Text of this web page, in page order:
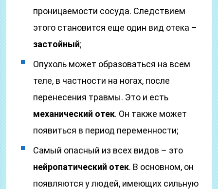
проницаемости сосуда. Следствием
этого становится еще один вид отека –
застойный;
Опухоль может образоваться на всем
теле, в частности на ногах, после
перенесения травмы. Это и есть
механический отек. Он также может
появиться в период переменности;
Самый опасный из всех видов – это
нейропатический отек. В основном, он
появляются у людей, имеющих сильную